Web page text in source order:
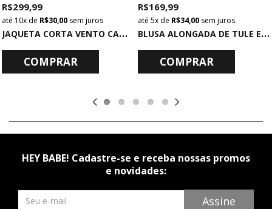
J
AQUETA CORTA VENTO CAMUFLADA
R$ 299,99
10x de R$ 30,00 sem juros
COMPRAR
B
LUSA ALONGADA DE TULE ESTAMPADO
R$ 169,99
5x de R$ 34,00 sem juros
COMPRAR
HEY BABE! Cadastre-se e receba nossas promos
e novidades:
Newsletter Assine